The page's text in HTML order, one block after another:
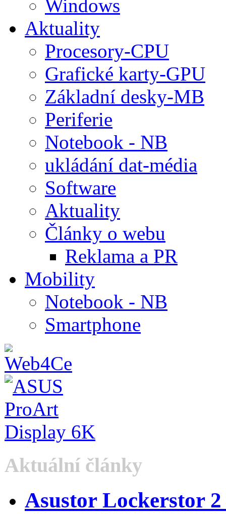
Windows
Aktuality
Procesory-CPU
Grafické karty-GPU
Základní desky-MB
Periferie
Notebook - NB
ukládání dat-média
Software
Aktuality
Články o webu
Reklama a PR
Mobility
Notebook - NB
Smartphone
Aktuální články
Asustor Lockerstor